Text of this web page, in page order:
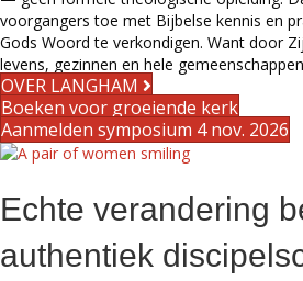
voorgangers toe met Bijbelse kennis en
Gods Woord te verkondigen. Want door
levens, gezinnen en hele
OVER LANGHAM
Boeken voor groeiende kerk
Aanmelden symposium 4 nov. 2026
Echte verandering
authentiek